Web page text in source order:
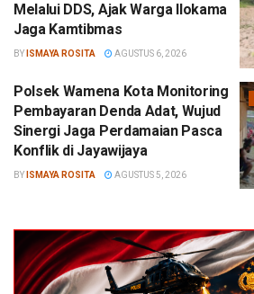
Melalui DDS, Ajak Warga Ilokama
Jaga Kamtibmas
BY ISMAYA ROSITA AGUSTUS 6, 2026
Polsek Wamena Kota Monitoring
Pembayaran Denda Adat, Wujud
Sinergi Jaga Perdamaian Pasca
Konflik di Jayawijaya
BY ISMAYA ROSITA AGUSTUS 5, 2026